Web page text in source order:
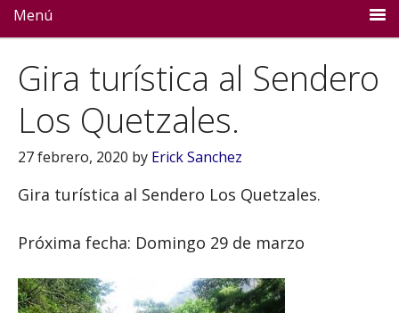
Menú
Gira turística al Sendero
Los Quetzales.
27 febrero, 2020 by Erick Sanchez
Gira turística al Sendero Los Quetzales.
Próxima fecha: Domingo 29 de marzo